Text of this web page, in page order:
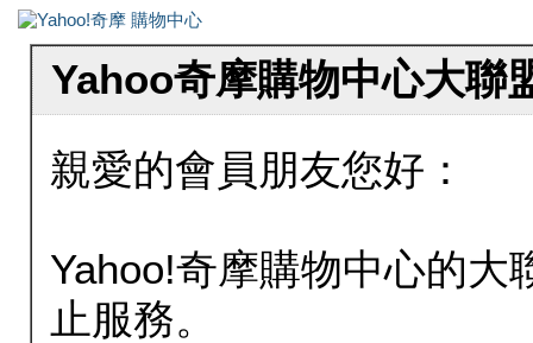
Yahoo奇摩購物中心大聯
親愛的會員朋友您好：
Yahoo!奇摩購物中心的大
止服務。